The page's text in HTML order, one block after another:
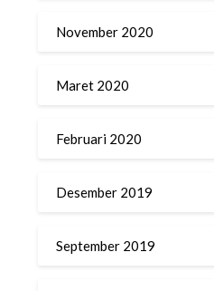
November 2020
Maret 2020
Februari 2020
Desember 2019
September 2019